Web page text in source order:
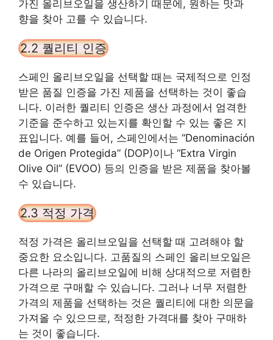
가진 올리브오일을 생산하기 때문에, 원하는 맛과
향을 찾아 고를 수 있습니다.
2.2 퀄리티 인증
스페인 올리브오일을 선택할 때는 국제적으로 인정
받은 품질 인증을 가진 제품을 선택하는 것이 좋습
니다. 이러한 퀄리티 인증은 생산 과정에서 엄격한
기준을 준수하고 있는지를 확인할 수 있는 좋은 지
표입니다. 예를 들어, 스페인에서는 “Denominación
de Origen Protegida” (DOP)이나 “Extra Virgin
Olive Oil” (EVOO) 등의 인증을 받은 제품을 찾아볼
수 있습니다.
2.3 적정 가격
적정 가격은 올리브오일을 선택할 때 고려해야 할
중요한 요소입니다. 고품질의 스페인 올리브오일은
다른 나라의 올리브오일에 비해 상대적으로 저렴한
가격으로 구매할 수 있습니다. 그러나 너무 저렴한
가격의 제품을 선택하는 것은 퀄리티에 대한 의문을
가져올 수 있으므로, 적정한 가격대를 찾아 구매하
는 것이 좋습니다.